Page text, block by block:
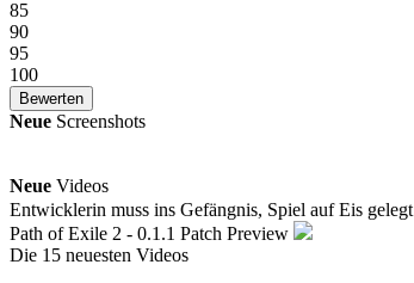
85
90
95
100
Neue Screenshots
Neue Videos
Entwicklerin muss ins Gefängnis, Spiel auf Eis gelegt
Path of Exile 2 - 0.1.1 Patch Preview
Die 15 neuesten Videos